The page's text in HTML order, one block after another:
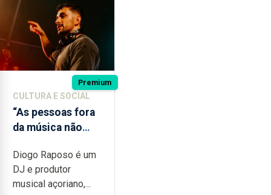
Premium
CULTURA E SOCIAL
“As pessoas fora
da música não
quão difícil é
produzir uma
música”
Diogo Raposo é um
DJ e produtor
musical açoriano,...